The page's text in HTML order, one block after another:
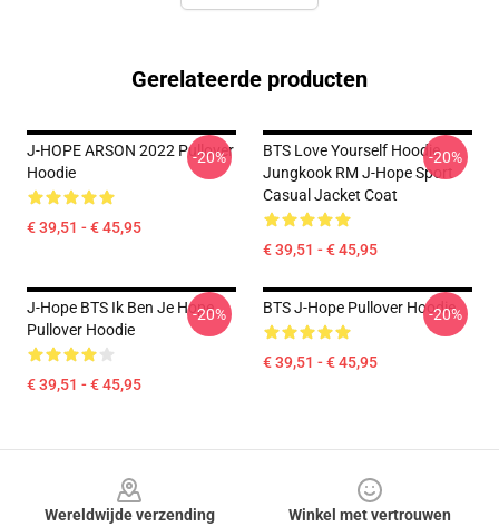
Gerelateerde producten
J-HOPE ARSON 2022 Pullover
Hoodie
€ 39,51 - € 45,95
-20%
BTS Love Yourself Hoodie
Jungkook RM J-Hope Sport
Casual Jacket Coat
€ 39,51 - € 45,95
-20%
J-Hope BTS Ik Ben Je Hope
Pullover Hoodie
€ 39,51 - € 45,95
-20% BTS J-Hope Pullover Hoodie
€ 39,51 - € 45,95
-20%
Wereldwijde verzending
Winkel met vertrouwen